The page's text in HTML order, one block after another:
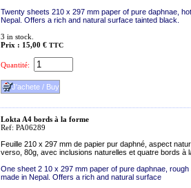
Twenty sheets 210 x 297 mm paper of pure daphnae,
Nepal. Offers a rich and natural surface tainted black.
3 in stock.
Prix : 15,00 € TTC
Quantité:
Lokta A4 bords à la forme
Ref: PA06289
Feuille 210 x 297 mm de papier pur daphné, aspect
verso, 80g, avec inclusions naturelles et quatre bords à
One sheet 2 10 x 297 mm paper of pure daphnae,
made in Nepal. Offers a rich and natural surface